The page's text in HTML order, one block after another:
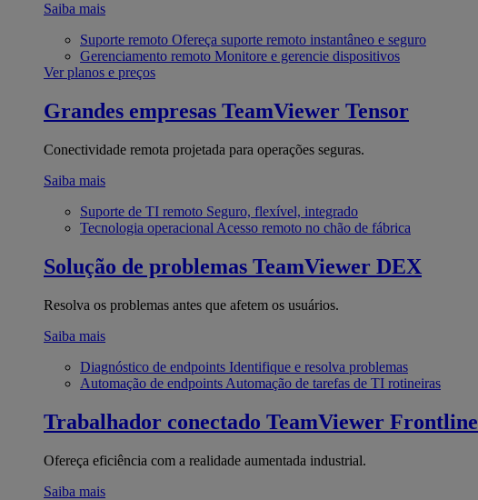
Saiba mais
Suporte remoto Ofereça suporte remoto instantâneo e seguro
Gerenciamento remoto Monitore e gerencie dispositivos
Ver planos e preços
Grandes empresas TeamViewer Tensor
Conectividade remota projetada para operações seguras.
Saiba mais
Suporte de TI remoto Seguro, flexível, integrado
Tecnologia operacional Acesso remoto no chão de fábrica
Solução de problemas TeamViewer DEX
Resolva os problemas antes que afetem os usuários.
Saiba mais
Diagnóstico de endpoints Identifique e resolva problemas
Automação de endpoints Automação de tarefas de TI rotineiras
Trabalhador conectado TeamViewer Frontline
Ofereça eficiência com a realidade aumentada industrial.
Saiba mais